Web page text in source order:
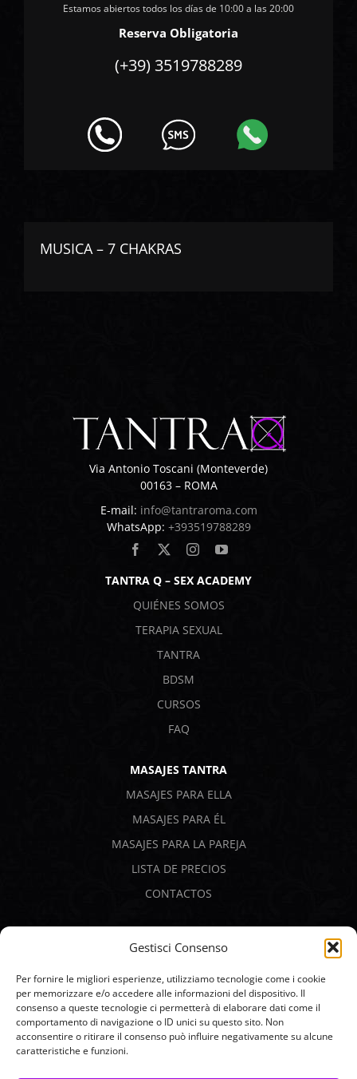
Gestisci Consenso
Per fornire le migliori esperienze, utilizziamo tecnologie come i cookie
per memorizzare e/o accedere alle informazioni del dispositivo. Il
consenso a queste tecnologie ci permetterà di elaborare dati come il
comportamento di navigazione o ID unici su questo sito. Non
acconsentire o ritirare il consenso può influire negativamente su alcune
caratteristiche e funzioni.
Estamos abiertos todos los días de 10:00 a las 20:00
Reserva Obligatoria
(+39) 3519788289
MUSICA – 7 CHAKRAS
Via Antonio Toscani (Monteverde)
00163 – ROMA
E-mail: info@tantraroma.com
WhatsApp: +393519788289
TANTRA Q – SEX ACADEMY
QUIÉNES SOMOS
TERAPIA SEXUAL
TANTRA
BDSM
CURSOS
FAQ
MASAJES TANTRA
MASAJES PARA ELLA
MASAJES PARA ÉL
MASAJES PARA LA PAREJA
LISTA DE PRECIOS
CONTACTOS